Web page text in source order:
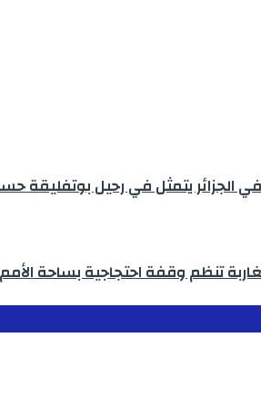
الجزائر يتمثل في رحيل بوتفليقة
تنظم وقفة احتجاجية بساحة